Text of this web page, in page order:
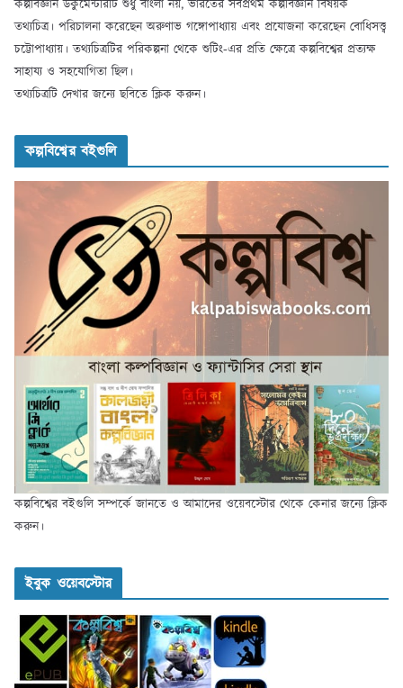
কল্পবিজ্ঞান ডকুমেন্টরিটি শুধু বাংলা নয়, ভারতের সর্বপ্রথম কল্পবিজ্ঞান বিষয়ক
তথ্যচিত্র। পরিচালনা করেছেন অরুণাভ গঙ্গোপাধ্যায় এবং প্রযোজনা করেছেন বোধিসত্ত্ব
চট্টোপাধ্যায়। তথ্যচিত্রটির পরিকল্পনা থেকে শুটিং-এর প্রতি ক্ষেত্রে কল্পবিশ্বের প্রত্যক্ষ
সাহায্য ও সহযোগিতা ছিল।
তথ্যচিত্রটি দেখার জন্যে ছবিতে ক্লিক করুন।
কল্পবিশ্বের বইগুলি
কল্পবিশ্বের বইগুলি সম্পর্কে জানতে ও আমাদের ওয়েবস্টোর থেকে কেনার জন্যে ক্লিক
করুন।
ইবুক ওয়েবস্টোর